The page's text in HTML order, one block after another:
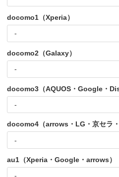
docomo1（Xperia）
docomo2（Galaxy）
docomo3（AQUOS・Google・
docomo4（arrows・LG・京セラ・
au1（Xperia・Google・arrows）